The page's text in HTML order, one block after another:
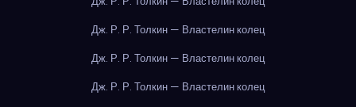
Дж. Р. Р. Толкин — Властелин колец
Дж. Р. Р. Толкин — Властелин колец
Дж. Р. Р. Толкин — Властелин колец